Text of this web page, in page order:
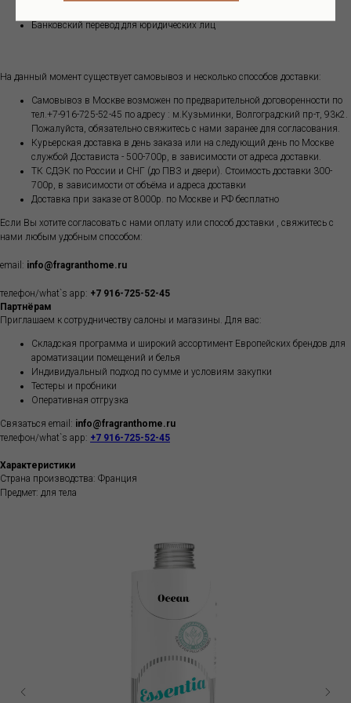
Банковский перевод для юридических лиц
На данный момент существует самовывоз и несколько способов доставки:
Самовывоз в Москве возможен по предварительной договоренности по
тел.+7-916-725-52-45 по адресу : м.Кузьминки, Волгоградский пр-т, 93к2.
Пожалуйста, обязательно свяжитесь с нами заранее для согласования.
Курьерская доставка в день заказа или на следующий день по Москве
службой Достависта - 500-700р, в зависимости от адреса доставки.
ТК СДЭК по России и СНГ (до ПВЗ и двери). Стоимость доставки 300-
700р, в зависимости от объёма и адреса доставки
Доставка при заказе от 8000р. по Москве и РФ бесплатно
Если Вы хотите согласовать с нами оплату или способ доставки , свяжитесь с
нами любым удобным способом:
email: info@fragranthome.ru
телефон/what`s app: +7 916-725-52-45
Партнёрам
Приглашаем к сотрудничеству салоны и магазины. Для вас:
Складская программа и широкий ассортимент Европейских брендов для
ароматизации помещений и белья
Индивидуальный подход по сумме и условиям закупки
Тестеры и пробники
Оперативная отгрузка
Связаться email: info@fragranthome.ru
телефон/what`s app: +7 916-725-52-45
Характеристики
Страна производства: Франция
Предмет: для тела